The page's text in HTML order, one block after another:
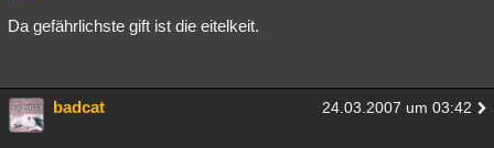
Da gefährlichste gift ist die eitelkeit.
badcat 24.03.2007 um 03:42